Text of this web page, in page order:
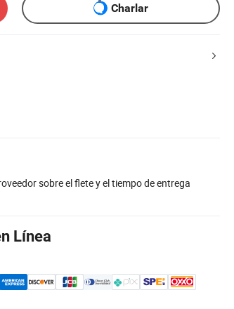
Charlar
sobre el flete y el tiempo de entrega
Línea